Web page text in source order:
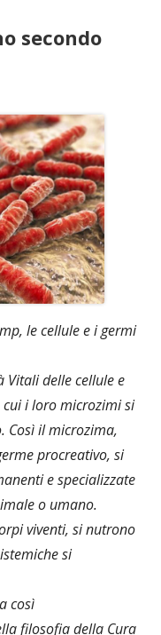
secondo
le cellule e i germi
Vitali delle cellule e
i loro microzimi si
Così il microzima,
procreativo, si
e specializzate
o umano.
viventi, si nutrono
si
così
filosofia della Cura